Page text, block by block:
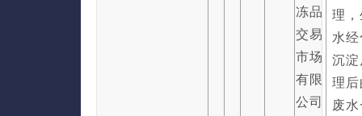
冻品
交易
市场
有限
公司
理
水
沉
理
废